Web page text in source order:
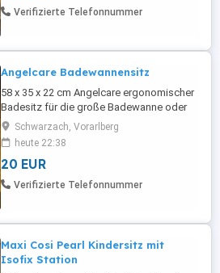
Verifizierte Telefonnummer
Angelcare Badewannensitz
58 x 35 x 22 cm Angelcare ergonomischer
Badesitz für die große Badewanne oder
Dusche, Light Pink, angenehm weiche
Liegefläche Details: Weiches,
anschmiegsames Material für maximalen
Komfort Langlebiger, leichter Kunstsoff
Sicherer Halt in halbliegender Position
Schwarzach, Vorarlberg
heute 22:38
20 EUR
Verifizierte Telefonnummer
Maxi Cosi Pearl Kindersitz mit
Isofix Station